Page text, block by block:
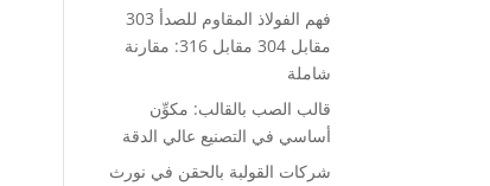
فهم الفولاذ المقاوم للصدأ 303
مقابل 304 مقابل 316: مقارنة
شاملة
قالب الصب بالقالب: مكوِّن
أساسي في التصنيع عالي الدقة
شركات القولبة بالحقن في نورث